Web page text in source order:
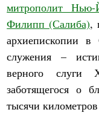
митрополит Нью-
Филипп (Салиба),
архиепископии
служения –
верного слуги
заботящегося о
тысячи